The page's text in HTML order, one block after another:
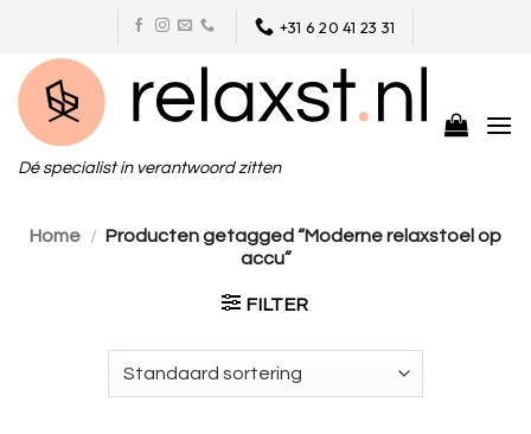
content
+31 6 20 41 23 31
Dé specialist in verantwoord zitten
Home / Producten getagged “Moderne relaxstoel op
accu”
FILTER